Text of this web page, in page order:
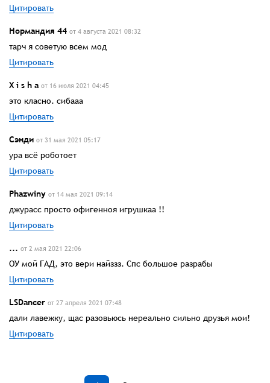
Цитировать
Нормандия 44 от 4 августа 2021 08:32
тарч я советую всем мод
Цитировать
X i s h a от 16 июля 2021 04:45
это класно. сибааа
Цитировать
Сэнди от 31 мая 2021 05:17
ура всё роботоет
Цитировать
Phazwinу от 14 мая 2021 09:14
джурасс просто офигенноя игрушкаа !!
Цитировать
... от 2 мая 2021 22:06
ОУ мой ГАД, это вери найззз. Спс большое разрабы
Цитировать
LSDancer от 27 апреля 2021 07:48
дали лавежку, щас разовьюсь нереально сильно друзья мои!
Цитировать